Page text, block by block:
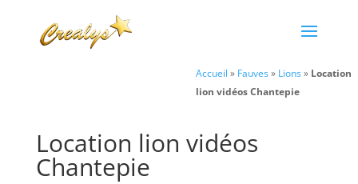
Accueil » Fauves» Lions» Location
lion vidéos Chantepie
Location lion vidéos
Chantepie